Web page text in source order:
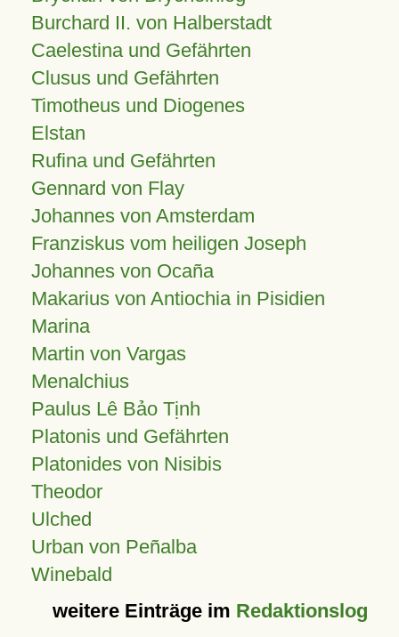
Burchard II. von Halberstadt
Caelestina und Gefährten
Clusus und Gefährten
Timotheus und Diogenes
Elstan
Rufina und Gefährten
Gennard von Flay
Johannes von Amsterdam
Franziskus vom heiligen Joseph
Johannes von Ocaña
Makarius von Antiochia in Pisidien
Marina
Martin von Vargas
Menalchius
Paulus Lê Bảo Tịnh
Platonis und Gefährten
Platonides von Nisibis
Theodor
Ulched
Urban von Peñalba
Winebald
weitere Einträge im Redaktionslog